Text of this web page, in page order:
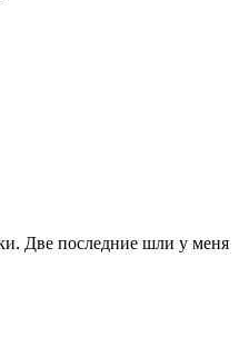
Две последние шли у меня